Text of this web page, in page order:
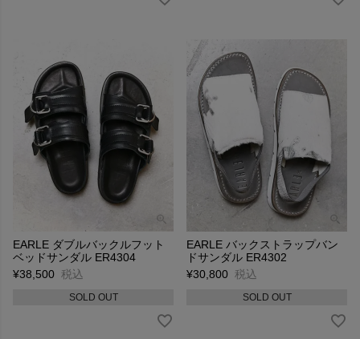
EARLE ダブルバックルフット
ベッドサンダル ER4304
¥38,500 税込
SOLD OUT
EARLE バックストラップバン
ドサンダル ER4302
¥30,800 税込
SOLD OUT